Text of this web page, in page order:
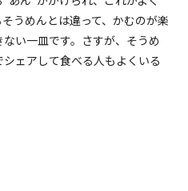
うめんとは違って、かむのが楽
い一皿です。さすが、そうめ
ェアして食べる人もよくいる